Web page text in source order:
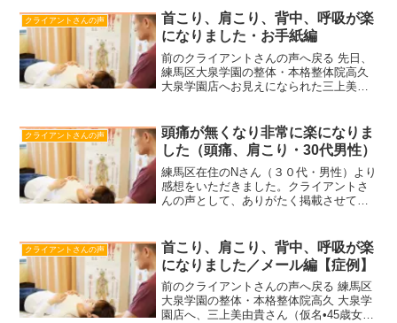
………………………………………………
こんにちは。感謝の気持ちを込めてメー
ルさせていた...
クライアントさんの声
首こり、肩こり、背中、呼吸が楽
になりました・お手紙編
前のクライアントさんの声へ戻る 先日、
練馬区大泉学園の整体・本格整体院高久
大泉学園店へお見えになられた三上美由
し、励みになりますね（※ご本人より許
可を頂いて掲載し...
クライアントさんの声
頭痛が無くなり非常に楽になりま
した（頭痛、肩こり・30代男性）
練馬区在住のNさん（３０代・男性）より
感想をいただきました。クライアントさ
んの声として、ありがたく掲載させてい
うちに少しずつ痛みがなくなりました。
頭痛が無くなり非常に楽...
クライアントさんの声
首こり、肩こり、背中、呼吸が楽
になりました／メール編【症例】
前のクライアントさんの声へ戻る 練馬区
大泉学園の整体・本格整体院高久 大泉学
園店へ、三上美由貴さん（仮名•45歳女